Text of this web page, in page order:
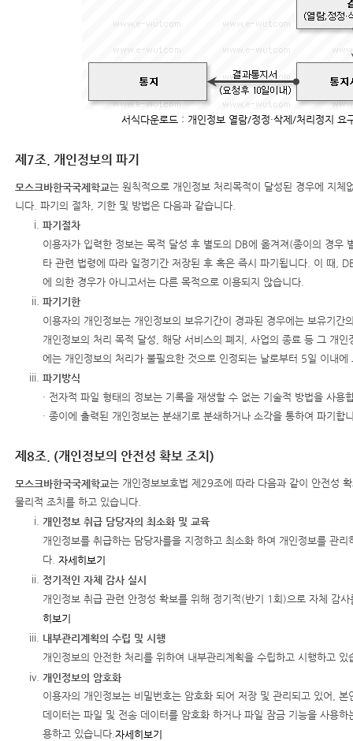
서식다운로드 : 개인정보 열람/정정·삭제/처리정지 요
제7조. 개인정보의 파기
모스크바한국국제학교는 원칙적으로 개인정보 처리목적이 달성된 경우에 지체
니다. 파기의 절차, 기한 및 방법은 다음과 같습니다.
파기절차
이용자가 입력한 정보는 목적 달성 후 별도의 DB에 옮겨져(종이의 경우
타 관련 법령에 따라 일정기간 저장된 후 혹은 즉시 파기됩니다. 이 때,
에 의한 경우가 아니고서는 다른 목적으로 이용되지 않습니다.
파기기한
이용자의 개인정보는 개인정보의 보유기간이 경과된 경우에는 보유기간
개인정보의 처리 목적 달성, 해당 서비스의 폐지, 사업의 종료 등 그 개인
에는 개인정보의 처리가 불필요한 것으로 인정되는 날로부터 5일 이내
파기방식
· 전자적 파일 형태의 정보는 기록을 재생할 수 없는 기술적 방법을 사용
· 종이에 출력된 개인정보는 분쇄기로 분쇄하거나 소각을 통하여 파기합
제8조. (개인정보의 안전성 확보 조치)
모스크바한국국제학교는 개인정보보호법 제29조에 따라 다음과 같이 안전성
물리적 조치를 하고 있습니다.
개인정보 취급 담당자의 최소화 및 교육
개인정보를 취급하는 담당자를을 지정하고 최소화 하여 개인정보를 관
다.자세히보기
정기적인 자체 감사 실시
개인정보 취급 관련 안정성 확보를 위해 정기적(반기 1회)으로 자체 감
히보기
내부관리계획의 수립 및 시행
개인정보의 안전한 처리를 위하여 내부관리계획을 수립하고 시행하고 있
개인정보의 암호화
이용자의 개인정보는 비밀번호는 암호화 되어 저장 및 관리되고 있어,
데이터는 파일 및 전송 데이터를 암호화 하거나 파일 잠금 기능을 사용
용하고 있습니다.자세히보기